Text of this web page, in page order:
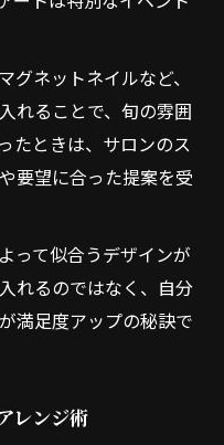
グネットネイルなど、
れることで、旬の雰囲
たときは、サロンのス
要望に合った提案を受
って似合うデザインが
れるのではなく、自分
満足度アップの秘訣で
レンジ術